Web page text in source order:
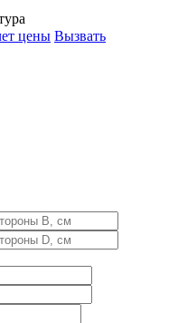
цены Вызвать